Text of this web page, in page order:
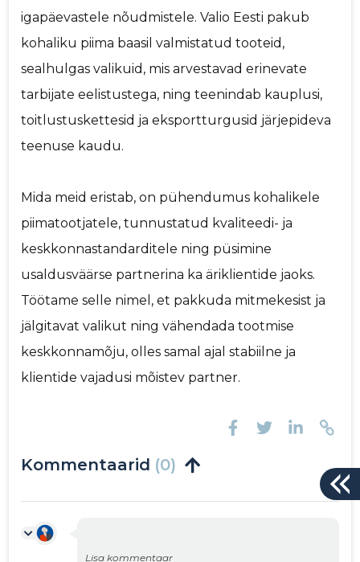
igapäevastele nõudmistele. Valio Eesti pakub
kohaliku piima baasil valmistatud tooteid,
sealhulgas valikuid, mis arvestavad erinevate
tarbijate eelistustega, ning teenindab kauplusi,
toitlustuskettesid ja eksportturgusid järjepideva
teenuse kaudu.
Mida meid eristab, on pühendumus kohalikele
piimatootjatele, tunnustatud kvaliteedi- ja
keskkonnastandarditele ning püsimine
usaldusväärse partnerina ka äriklientide jaoks.
Töötame selle nimel, et pakkuda mitmekesist ja
jälgitavat valikut ning vähendada tootmise
keskkonnamõju, olles samal ajal stabiilne ja
klientide vajadusi mõistev partner.
Kommentaarid (0)